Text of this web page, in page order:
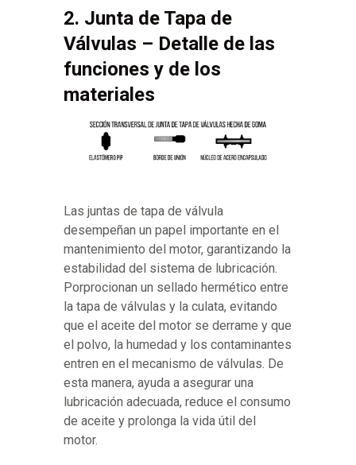
2. Junta de Tapa de
Válvulas – Detalle de las
funciones y de los
materiales
Las juntas de tapa de válvula
desempeñan un papel importante en el
mantenimiento del motor, garantizando la
estabilidad del sistema de lubricación.
Porprocionan un sellado hermético entre
la tapa de válvulas y la culata, evitando
que el aceite del motor se derrame y que
el polvo, la humedad y los contaminantes
entren en el mecanismo de válvulas. De
esta manera, ayuda a asegurar una
lubricación adecuada, reduce el consumo
de aceite y prolonga la vida útil del
motor.